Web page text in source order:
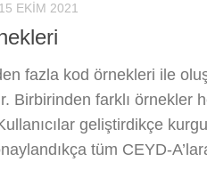
15 EKIM 2021
fazla kod örnekleri ile
Birbirinden farklı örnekler
geliştirdikçe
tüm CEYD-